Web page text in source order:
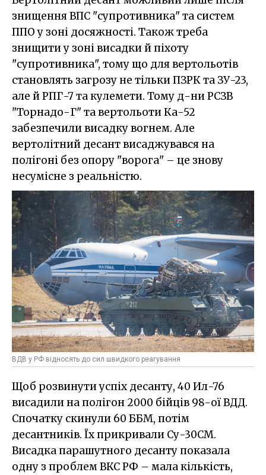
знищення ВПС "супротивника" та систем
ППО у зоні досяжності. Також треба
знищити у зоні висадки й піхоту
"супротивника", тому що для вертольотів
становлять загрозу не тільки ПЗРК та ЗУ-23,
але й РПГ-7 та кулемети. Тому д-ни РСЗВ
"Торнадо-Г" та вертольоти Ка-52
забезпечили висадку вогнем. Але
вертолітний десант висаджувався на
полігоні без опору "ворога" – це знову
несумісне з реальністю.
ВДВ у РФ відносять до сил швидкого реагування
Щоб розвинути успіх десанту, 40 Ил-76
висадили на полігон 2000 бійців 98-ої ВДД.
Спочатку скинули 60 ББМ, потім
десантників. Їх прикривали Су-30СМ.
Висадка парашутного десанту показала
одну з проблем ВКС РФ – мала кількість,